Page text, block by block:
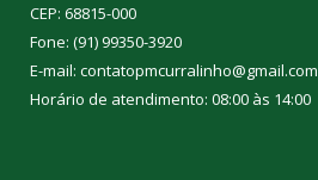
CEP: 68815-000
Fone: (91) 99350-3920
E-mail: contatopmcurralinho@gmail.com
Horário de atendimento: 08:00 às 14:00